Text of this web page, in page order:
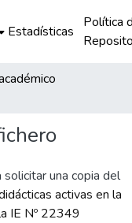
Estadísticas
Política
una copia del
activas en la
IE Nº 22349